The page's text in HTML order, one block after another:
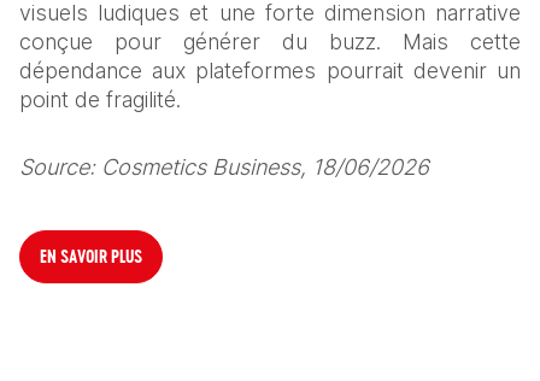
visuels ludiques et une forte dimension narrative
conçue pour générer du buzz. Mais cette
dépendance aux plateformes pourrait devenir un
point de fragilité.
Source: Cosmetics Business, 18/06/2026
EN SAVOIR PLUS